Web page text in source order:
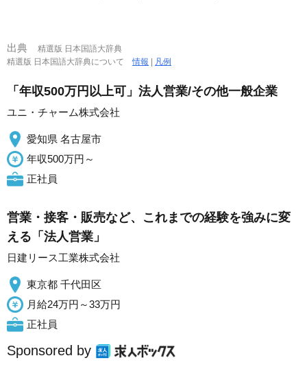
出典
精選版 日本国語大辞典
精選版 日本国語大辞典について情報 凡例
「年収500万円以上可」法人営業/その他一般企業
ユニ・チャーム株式会社
愛知県 名古屋市
年収500万円～
正社員
営業・接客・販売など、これまでの経験を強みに変
える「法人営業」
日建リース工業株式会社
東京都 千代田区
月給24万円～33万円
正社員
Sponsored by